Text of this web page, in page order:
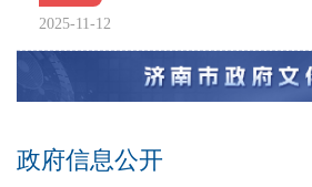
2025-11-12
政府信息公开